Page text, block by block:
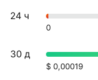
24 ч
0
30 д
$ 0,00019